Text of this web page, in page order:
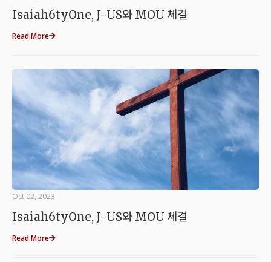
Isaiah6tyOne, J-US와 MOU 체결
Read More
Oct 02, 2023
Isaiah6tyOne, J-US와 MOU 체결
Read More